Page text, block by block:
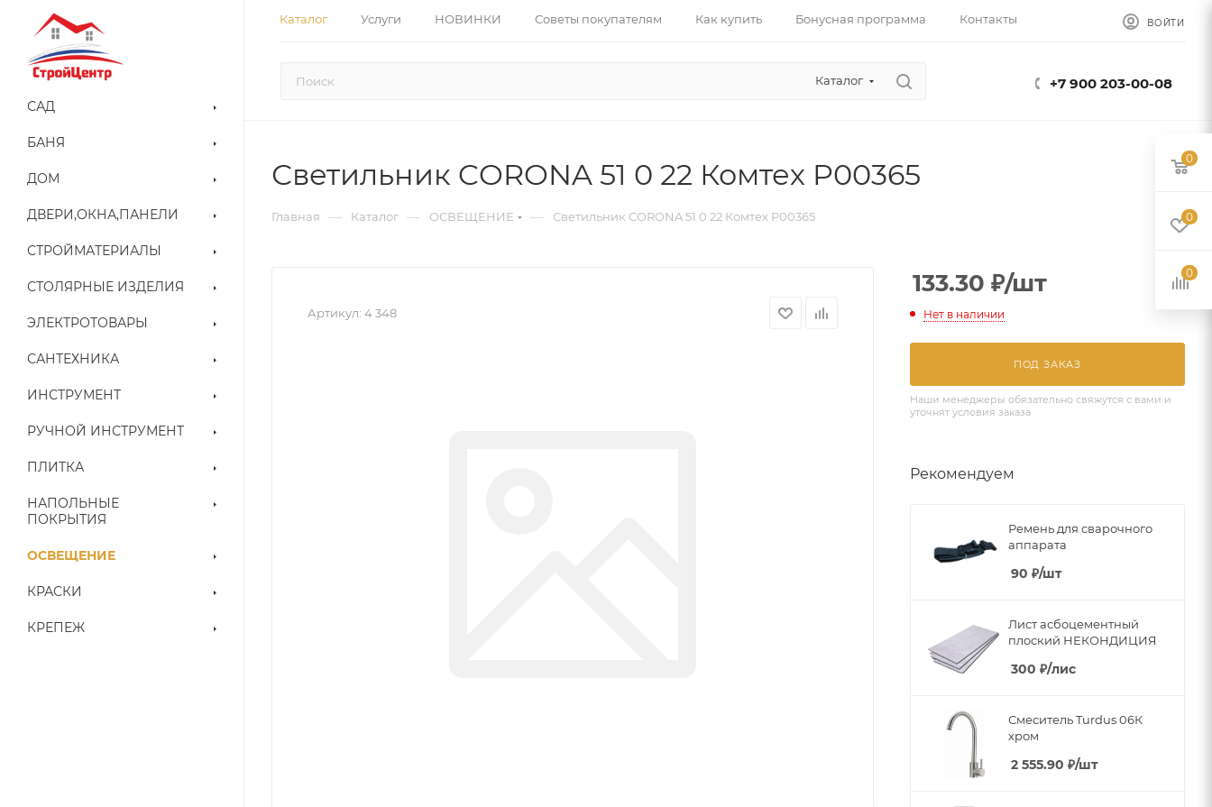
Каталог Услуги НОВИНКИ Советы покупателям Как купить Бонусная программа Контакты ВОЙТИ
Каталог +7 900 203-00-08
САД
БАНЯ
ДОМ
ДВЕРИ,ОКНА,ПАНЕЛИ
СТРОЙМАТЕРИАЛЫ
СТОЛЯРНЫЕ ИЗДЕЛИЯ
ЭЛЕКТРОТОВАРЫ
САНТЕХНИКА
ИНСТРУМЕНТ
РУЧНОЙ ИНСТРУМЕНТ
ПЛИТКА
НАПОЛЬНЫЕ
ПОКРЫТИЯ
ОСВЕЩЕНИЕ
КРАСКИ
КРЕПЕЖ
Светильник CORONA 51 0 22 Комтех P00365
Главная — Каталог — ОСВЕЩЕНИЕ — Светильник CORONA 51 0 22 Комтех P00365
Артикул: 4 348
133.30 ₽/шт
Нет в наличии
ПОД ЗАКАЗ
Наши менеджеры обязательно свяжутся с вами и
уточнят условия заказа
Рекомендуем
Ремень для сварочного
аппарата
90 ₽/шт
Лист асбоцементный
плоский НЕКОНДИЦИЯ
300 ₽/лис
Смеситель Turdus 06К
хром
2 555.90 ₽/шт
0
0
0